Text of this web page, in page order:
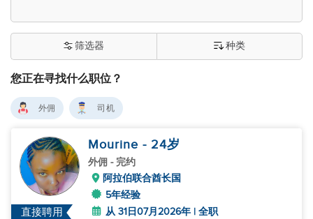
您正在寻找什么职位？
筛选器 种类
外佣 司机
直接聘用
Mourine - 24岁
外佣 - 完约
阿拉伯联合酋长国
5年经验
从 31日07月2026年 | 全职